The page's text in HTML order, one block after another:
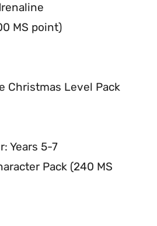
MS point)
Christmas Level Pack
Years 5-7
Pack (240 MS